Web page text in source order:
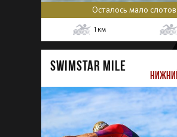
Осталось мало слотов
1 км
SWIMSTAR MILE